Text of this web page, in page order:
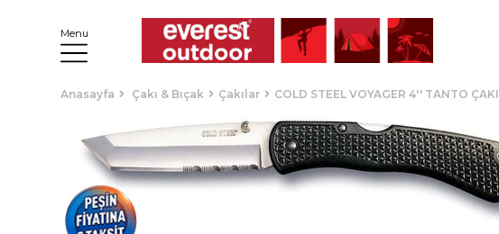
Menu
Anasayfa Çakı & Bıçak Çakılar COLD STEEL VOYAGER 4'' TANTO ÇAKI